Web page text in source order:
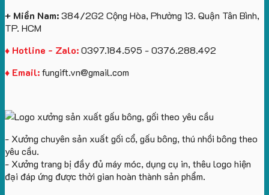
Logo
+ Miền Nam:384/2G2 Cộng Hòa, Phường 13. Quận Tân Bình,
TP. HCM
♦ Hotline - Zalo:0397.184.595 - 0376.288.492
♦ Email:fungift.vn@gmail.com
- Xưởng chuyên sản xuất gối cổ, gấu bông, thú nhồi bông theo
yêu cầu.
- Xưởng trang bị đầy đủ máy móc, dụng cụ in, thêu logo hiện
đại đáp ứng được thời gian hoàn thành sản phẩm.